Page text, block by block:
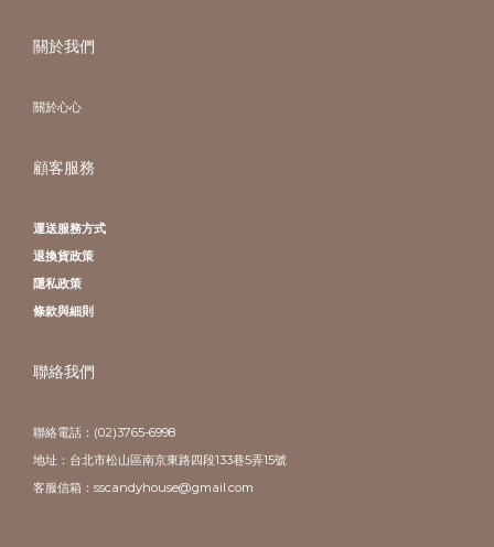
關於我們
關於心心
顧客服務
運送服務方式
退換貨政策
隱私政策
條款與細則
聯絡我們
聯絡電話：(02)3765-6998
地址：台北市松山區南京東路四段133巷5弄15號
客服信箱：sscandyhouse@gmail.com